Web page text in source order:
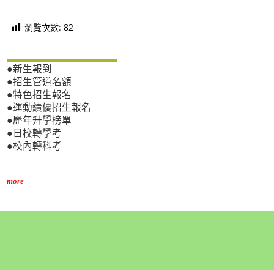
瀏覽次數: 82
●新生報到
●招生管道名額
●特色招生報名
●運動績優招生報名
●歷年升學榜單
●日校轉學考
●校內轉科考
more